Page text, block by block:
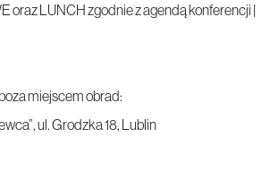
oraz LUNCH zgodnie z agendą konferencji |
miejscem obrad:
ul. Grodzka 18, Lublin